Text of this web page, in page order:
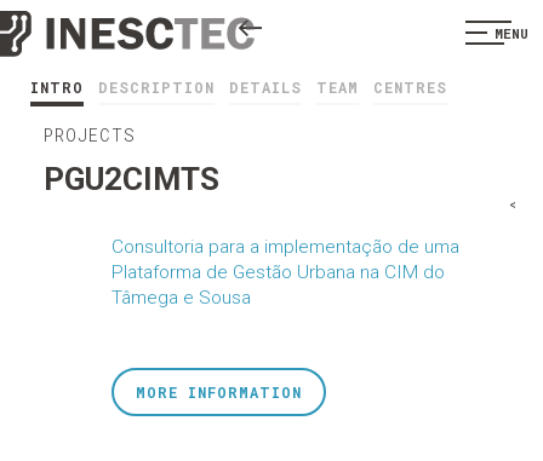
MENU
INTRO DESCRIPTION DETAILS TEAM CENTRES
PROJECTS
PGU2CIMTS
Consultoria para a implementação de uma
Plataforma de Gestão Urbana na CIM do
Tâmega e Sousa
<
MORE INFORMATION